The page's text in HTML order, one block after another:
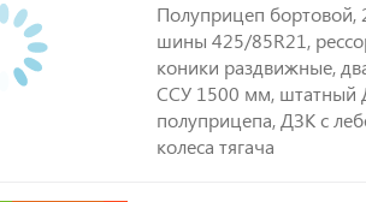
Полуприцеп бортовой,
шины 425/85R21,
коники раздвижные,
ССУ 1500 мм, штатный
полуприцепа, ДЗК с
колеса тягача